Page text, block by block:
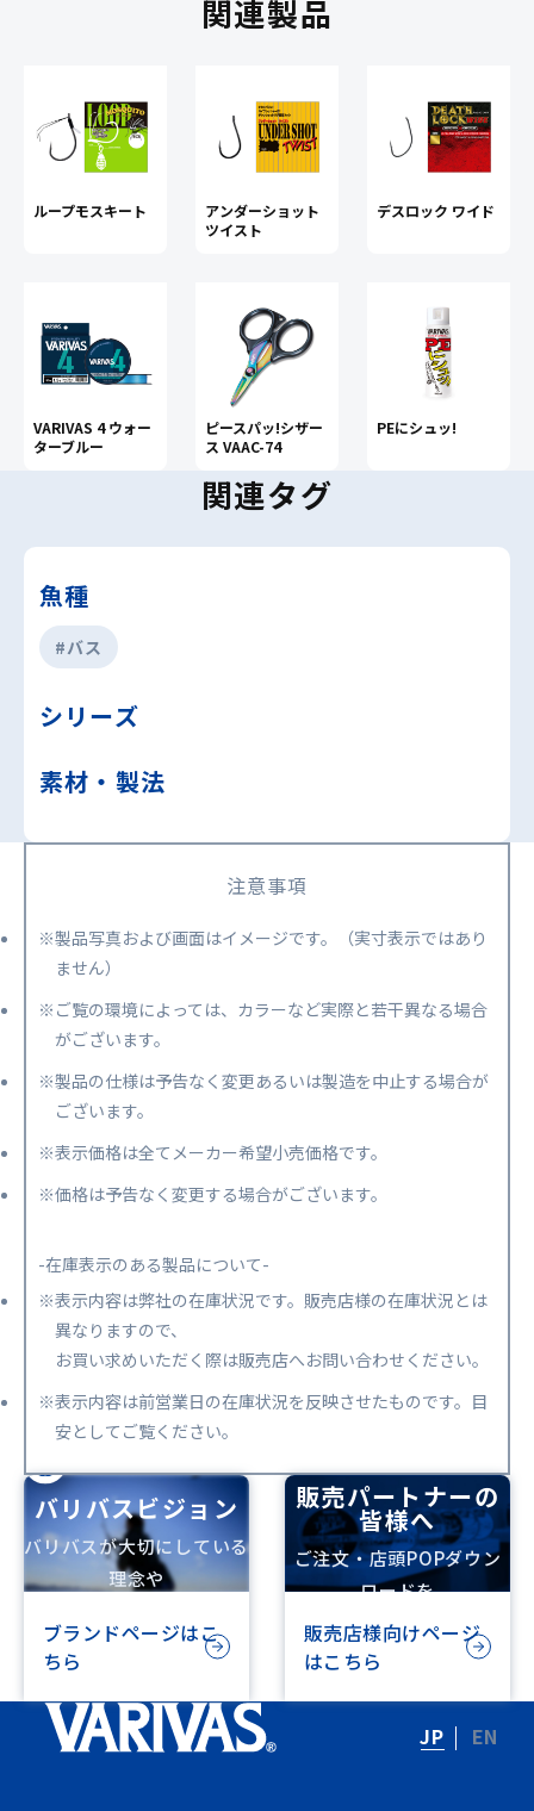
関連製品
ループモスキート
アンダーショット
ツイスト
デスロック ワイド
VARIVAS 4 ウォー
ターブルー
ピースパッ!シザー
ス VAAC-74
PEにシュッ!
関連タグ
魚種
#バス
シリーズ
素材・製法
注意事項
※製品写真および画面はイメージです。（実寸表示ではあり
ません）
※ご覧の環境によっては、カラーなど実際と若干異なる場合
がございます。
※製品の仕様は予告なく変更あるいは製造を中止する場合が
ございます。
※表示価格は全てメーカー希望小売価格です。
※価格は予告なく変更する場合がございます。
-在庫表示のある製品について-
※表示内容は弊社の在庫状況です。販売店様の在庫状況とは
異なりますので、
お買い求めいただく際は販売店へお問い合わせください。
※表示内容は前営業日の在庫状況を反映させたものです。目
安としてご覧ください。
バリバスビジョン
バリバスが大切にしている
理念や
ブランドページはこ
ちら
販売パートナーの
皆様へ
ご注文・店頭POPダウン
ロードを
行えます
販売店様向けページ
はこちら
JP EN